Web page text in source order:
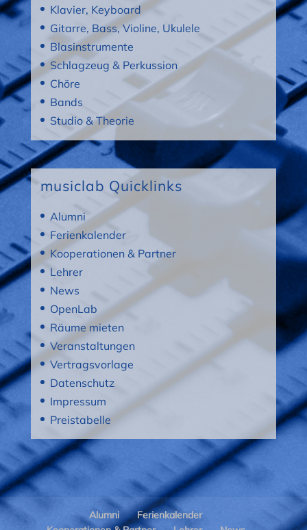
Klavier, Keyboard
Gitarre, Bass, Violine, Ukulele
Blasinstrumente
Schlagzeug & Perkussion
Chöre
Bands
Studio & Theorie
musiclab Quicklinks
Alumni
Ferienkalender
Kooperationen & Partner
Lehrer
News
OpenLab
Räume mieten
Veranstaltungen
Vertragsvorlage
Datenschutz
Impressum
Preistabelle
Alumni
Ferienkalender